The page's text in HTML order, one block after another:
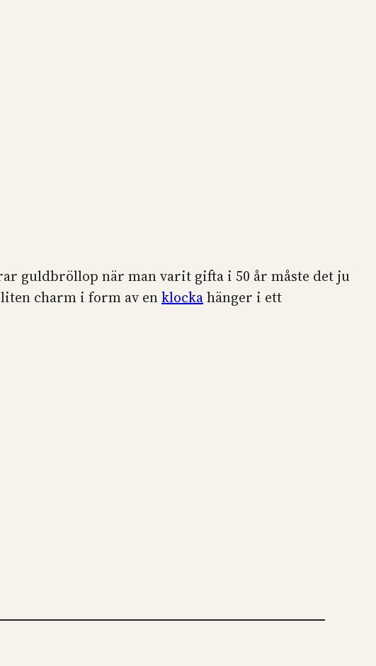
guldbröllop när man varit gifta i 50 år måste det ju
liten charm i form av enklockahänger i ett